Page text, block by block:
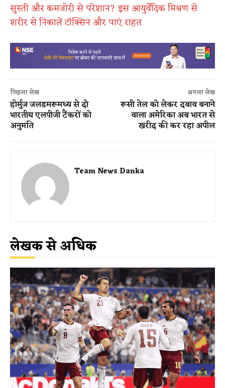
सुस्ती और कमजोरी से परेशान? इस आयुर्वेदिक मिश्रण से
शरीर से निकालें टॉक्सिन और पाएं राहत
पिछला लेख
होर्मुज जलडमरूमध्य से दो
भारतीय एलपीजी टैंकरों को
अनुमति
अगला लेख
रूसी तेल को लेकर दबाव बनाने
वाला अमेरिका अब भारत से
खरीद की कर रहा अपील
Team News Danka
लेखक से अधिक